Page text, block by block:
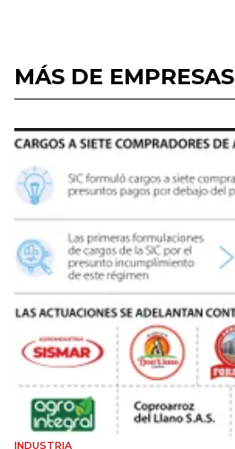
MÁS DE EMPRESAS
INDUSTRIA